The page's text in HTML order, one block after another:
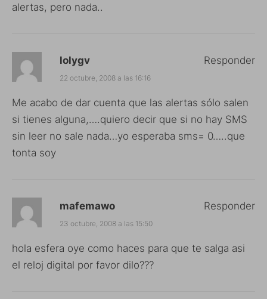
alertas, pero nada..
lolygv
22 octubre, 2008 a las 16:16
Me acabo de dar cuenta que las alertas sólo salen
si tienes alguna,….quiero decir que si no hay SMS
sin leer no sale nada…yo esperaba sms= 0…..que
tonta soy
Responder
mafemawo
23 octubre, 2008 a las 15:50
hola esfera oye como haces para que te salga asi
el reloj digital por favor dilo???
Responder